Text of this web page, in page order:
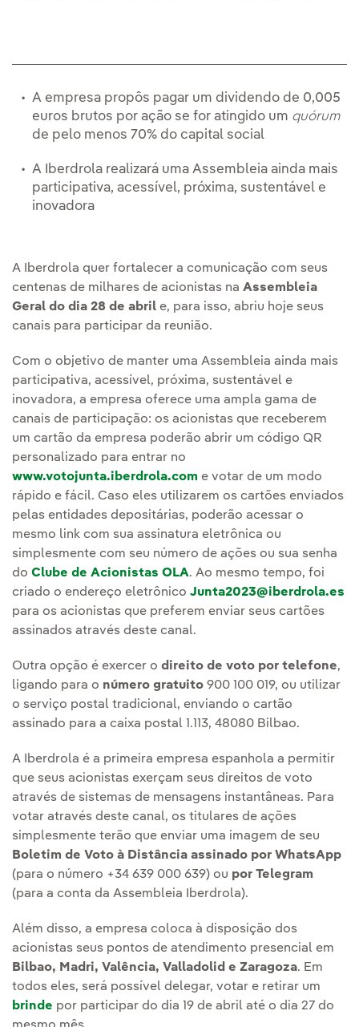
A empresa propôs pagar um dividendo de 0,005
euros brutos por ação se for atingido um quórum
de pelo menos 70% do capital social
A Iberdrola realizará uma Assembleia ainda mais
participativa, acessível, próxima, sustentável e
inovadora
A Iberdrola quer fortalecer a comunicação com seus
centenas de milhares de acionistas na Assembleia
Geral do dia 28 de abril e, para isso, abriu hoje seus
canais para participar da reunião.
Com o objetivo de manter uma Assembleia ainda mais
participativa, acessível, próxima, sustentável e
inovadora, a empresa oferece uma ampla gama de
canais de participação: os acionistas que receberem
um cartão da empresa poderão abrir um código QR
personalizado para entrar no
www.votojunta.iberdrola.com e votar de um modo
rápido e fácil. Caso eles utilizarem os cartões enviados
pelas entidades depositárias, poderão acessar o
mesmo link com sua assinatura eletrônica ou
simplesmente com seu número de ações ou sua senha
do Clube de Acionistas OLA. Ao mesmo tempo, foi
criado o endereço eletrônico Junta2023@iberdrola.es
para os acionistas que preferem enviar seus cartões
assinados através deste canal.
Outra opção é exercer o direito de voto por telefone,
ligando para o número gratuito 900 100 019, ou utilizar
o serviço postal tradicional, enviando o cartão
assinado para a caixa postal 1.113, 48080 Bilbao.
A Iberdrola é a primeira empresa espanhola a permitir
que seus acionistas exerçam seus direitos de voto
através de sistemas de mensagens instantâneas. Para
votar através deste canal, os titulares de ações
simplesmente terão que enviar uma imagem de seu
Boletim de Voto à Distância assinado por WhatsApp
(para o número +34 639 000 639) ou por Telegram
(para a conta da Assembleia Iberdrola).
Além disso, a empresa coloca à disposição dos
acionistas seus pontos de atendimento presencial em
Bilbao, Madri, Valência, Valladolid e Zaragoza. Em
todos eles, será possível delegar, votar e retirar um
brinde por participar do dia 19 de abril até o dia 27 do